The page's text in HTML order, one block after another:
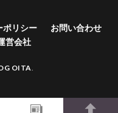
ポリシー
お問い合わせ
営会社
OITA